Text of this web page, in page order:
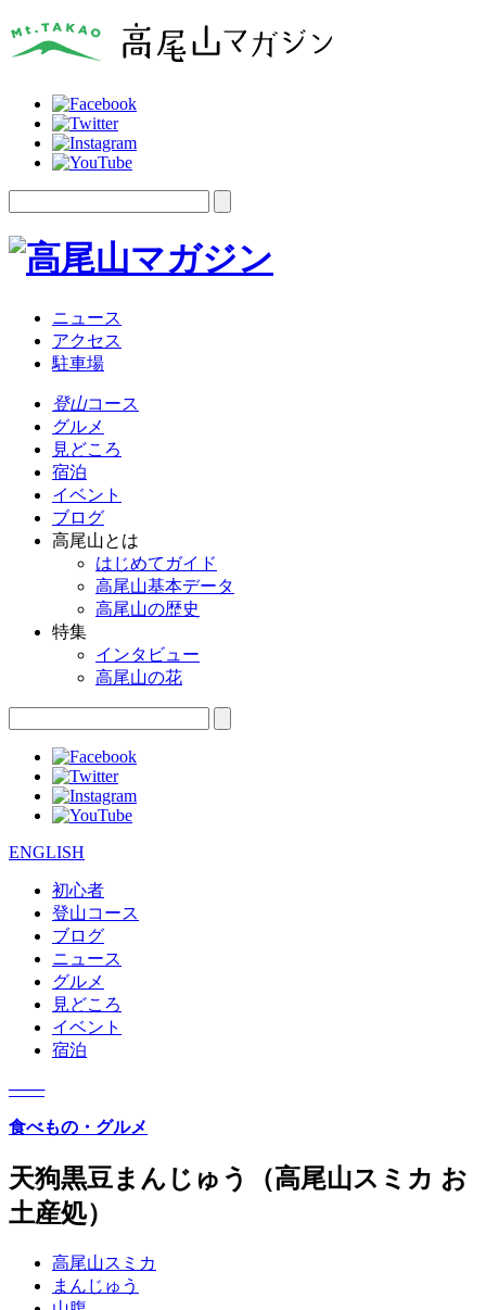
ニュース
アクセス
駐車場
登山コース
グルメ
見どころ
宿泊
イベント
ブログ
高尾山とは
はじめてガイド
高尾山基本データ
高尾山の歴史
特集
インタビュー
高尾山の花
ENGLISH
初心者
登山コース
ブログ
ニュース
グルメ
見どころ
イベント
宿泊
───
食べもの・グルメ
天狗黒豆まんじゅう（高尾山スミカ お
土産処）
高尾山スミカ
まんじゅう